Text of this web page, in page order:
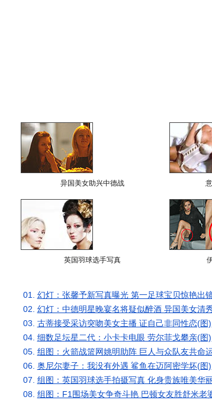
异国美女助兴中德战
英国羽球选手写真
01. 幻灯：张馨予新写真曝光 第一足球宝贝惊艳出
02. 幻灯：中德明星晚宴名将疑似醉酒 异国美女清
03. 古蒂接受采访突吻美女主播 证自己非同性恋(图)
04. 细数足坛星二代：小卡卡电眼 劳尔菲戈攀亲(图)
05. 组图：火箭战篮网姚明助阵 巨人与众队友共命
06. 奥尼尔妻子：我没有外遇 鲨鱼在迈阿密学坏(图)
07. 组图：英国羽球选手拍摄写真 化身贵族唯美华
08. 组图：F1围场美女争奇斗艳 巴顿女友胜舒米老